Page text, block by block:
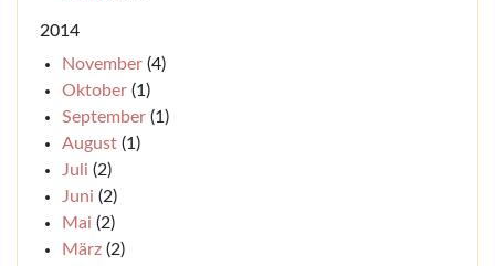
2014
November (4)
Oktober (1)
September (1)
August (1)
Juli (2)
Juni (2)
Mai (2)
März (2)